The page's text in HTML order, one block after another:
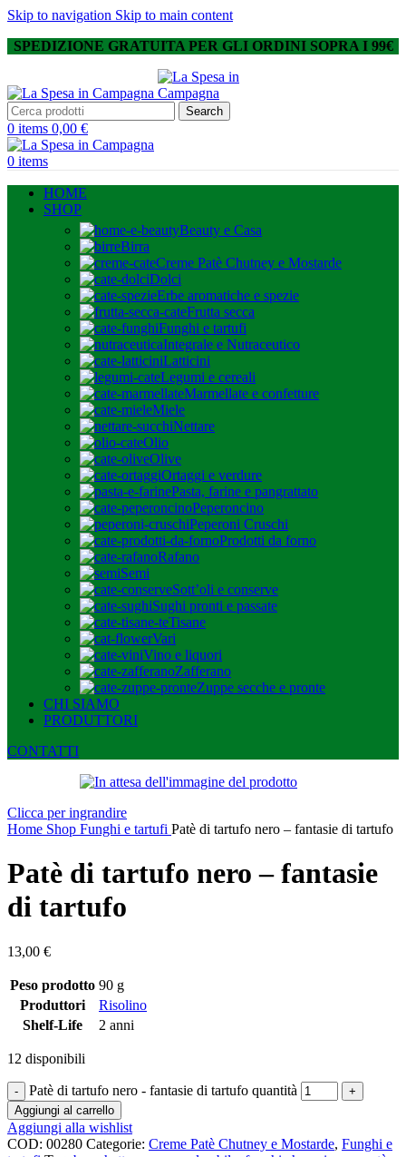
Skip to navigation Skip to main content
SPEDIZIONE GRATUITA PER GLI ORDINI SOPRA I 99€
Search
0 items 0,00 €
0 items
HOME
SHOP
Beauty e Casa
Birra
Creme Patè Chutney e Mostarde
Dolci
Erbe aromatiche e spezie
Frutta secca
Funghi e tartufi
Integrale e Nutraceutico
Latticini
Legumi e cereali
Marmellate e confetture
Miele
Nettare
Olio
Olive
Ortaggi e verdure
Pasta, farine e pangrattato
Peperoncino
Peperoni Cruschi
Prodotti da forno
Rafano
Semi
Sott’oli e conserve
Sughi pronti e passate
Tisane
Vari
Vino e liquori
Zafferano
Zuppe secche e pronte
CHI SIAMO
PRODUTTORI
CONTATTI
Clicca per ingrandire
Home Shop Funghi e tartufi Patè di tartufo nero – fantasie di tartufo
Patè di tartufo nero – fantasie
di tartufo
13,00 €
Peso prodotto 90 g
Produttori
Risolino
Shelf-Life
2 anni
12 disponibili
Patè di tartufo nero - fantasie di tartufo quantità
Aggiungi al carrello
Aggiungi alla wishlist
COD: 00280 Categorie: Creme Patè Chutney e Mostarde, Funghi e